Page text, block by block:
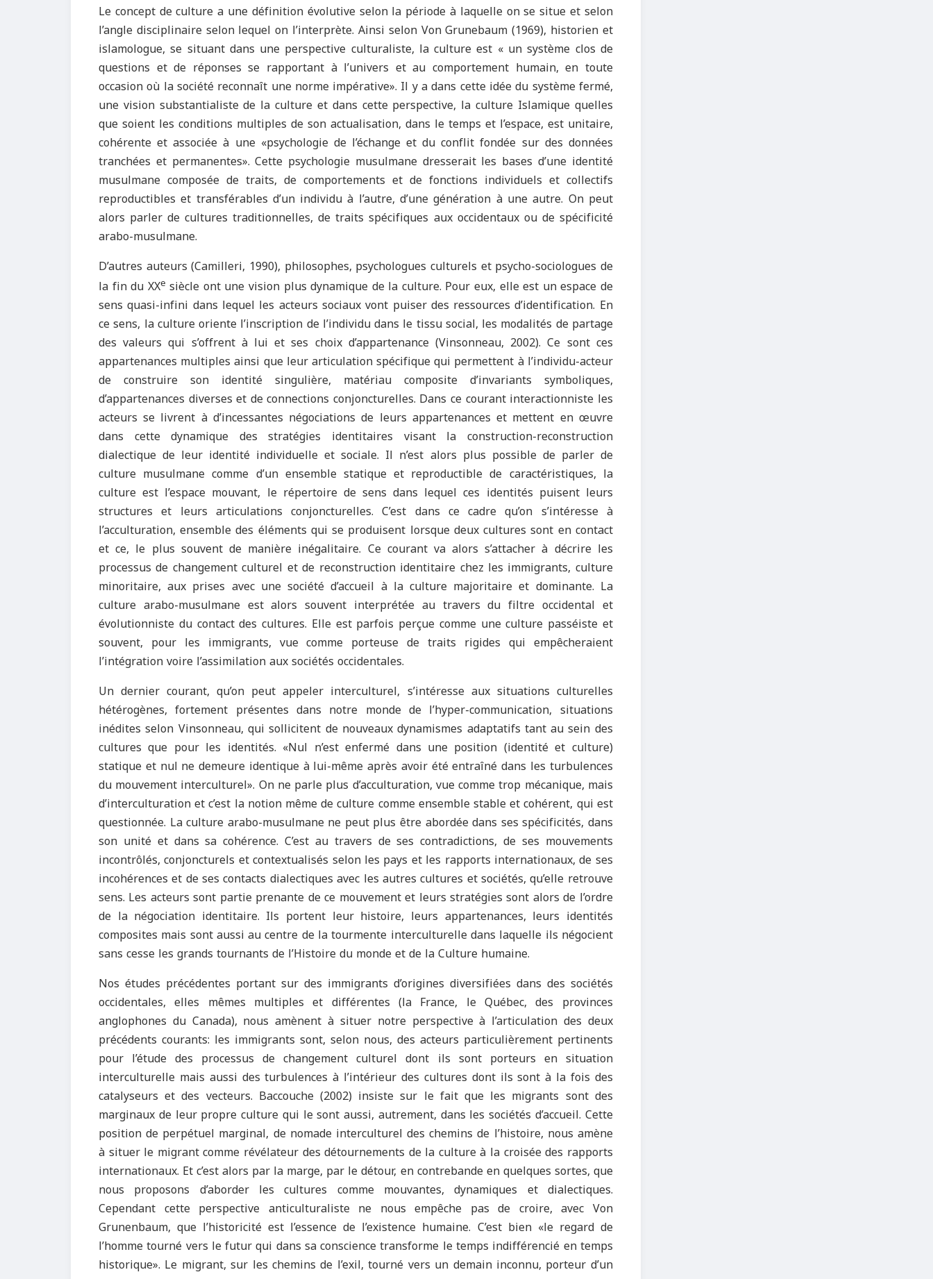
Le concept de culture a une définition évolutive selon la période à laquelle on se situe et selon
l’angle disciplinaire selon lequel on l’interprète. Ainsi selon Von Grunebaum (1969), historien et
islamologue, se situant dans une perspective culturaliste, la culture est « un système clos de
questions et de réponses se rapportant à l’univers et au comportement humain, en toute
occasion où la société reconnaît une norme impérative». Il y a dans cette idée du système fermé,
une vision substantialiste de la culture et dans cette perspective, la culture Islamique quelles
que soient les conditions multiples de son actualisation, dans le temps et l’espace, est unitaire,
cohérente et associée à une «psychologie de l’échange et du conflit fondée sur des données
tranchées et permanentes». Cette psychologie musulmane dresserait les bases d’une identité
musulmane composée de traits, de comportements et de fonctions individuels et collectifs
reproductibles et transférables d’un individu à l’autre, d’une génération à une autre. On peut
alors parler de cultures traditionnelles, de traits spécifiques aux occidentaux ou de spécificité
arabo-musulmane.
D’autres auteurs (Camilleri, 1990), philosophes, psychologues culturels et psycho-sociologues de
la fin du XXe siècle ont une vision plus dynamique de la culture. Pour eux, elle est un espace de
sens quasi-infini dans lequel les acteurs sociaux vont puiser des ressources d’identification. En
ce sens, la culture oriente l’inscription de l’individu dans le tissu social, les modalités de partage
des valeurs qui s’offrent à lui et ses choix d’appartenance (Vinsonneau, 2002). Ce sont ces
appartenances multiples ainsi que leur articulation spécifique qui permettent à l’individu-acteur
de construire son identité singulière, matériau composite d’invariants symboliques,
d’appartenances diverses et de connections conjoncturelles. Dans ce courant interactionniste les
acteurs se livrent à d’incessantes négociations de leurs appartenances et mettent en œuvre
dans cette dynamique des stratégies identitaires visant la construction-reconstruction
dialectique de leur identité individuelle et sociale. Il n’est alors plus possible de parler de
culture musulmane comme d’un ensemble statique et reproductible de caractéristiques, la
culture est l’espace mouvant, le répertoire de sens dans lequel ces identités puisent leurs
structures et leurs articulations conjoncturelles. C’est dans ce cadre qu’on s’intéresse à
l’acculturation, ensemble des éléments qui se produisent lorsque deux cultures sont en contact
et ce, le plus souvent de manière inégalitaire. Ce courant va alors s’attacher à décrire les
processus de changement culturel et de reconstruction identitaire chez les immigrants, culture
minoritaire, aux prises avec une société d’accueil à la culture majoritaire et dominante. La
culture arabo-musulmane est alors souvent interprétée au travers du filtre occidental et
évolutionniste du contact des cultures. Elle est parfois perçue comme une culture passéiste et
souvent, pour les immigrants, vue comme porteuse de traits rigides qui empêcheraient
l’intégration voire l’assimilation aux sociétés occidentales.
Un dernier courant, qu’on peut appeler interculturel, s’intéresse aux situations culturelles
hétérogènes, fortement présentes dans notre monde de l’hyper-communication, situations
inédites selon Vinsonneau, qui sollicitent de nouveaux dynamismes adaptatifs tant au sein des
cultures que pour les identités. «Nul n’est enfermé dans une position (identité et culture)
statique et nul ne demeure identique à lui-même après avoir été entraîné dans les turbulences
du mouvement interculturel». On ne parle plus d’acculturation, vue comme trop mécanique, mais
d’interculturation et c’est la notion même de culture comme ensemble stable et cohérent, qui est
questionnée. La culture arabo-musulmane ne peut plus être abordée dans ses spécificités, dans
son unité et dans sa cohérence. C’est au travers de ses contradictions, de ses mouvements
incontrôlés, conjoncturels et contextualisés selon les pays et les rapports internationaux, de ses
incohérences et de ses contacts dialectiques avec les autres cultures et sociétés, qu’elle retrouve
sens. Les acteurs sont partie prenante de ce mouvement et leurs stratégies sont alors de l’ordre
de la négociation identitaire. Ils portent leur histoire, leurs appartenances, leurs identités
composites mais sont aussi au centre de la tourmente interculturelle dans laquelle ils négocient
sans cesse les grands tournants de l’Histoire du monde et de la Culture humaine.
Nos études précédentes portant sur des immigrants d’origines diversifiées dans des sociétés
occidentales, elles mêmes multiples et différentes (la France, le Québec, des provinces
anglophones du Canada), nous amènent à situer notre perspective à l’articulation des deux
précédents courants: les immigrants sont, selon nous, des acteurs particulièrement pertinents
pour l’étude des processus de changement culturel dont ils sont porteurs en situation
interculturelle mais aussi des turbulences à l’intérieur des cultures dont ils sont à la fois des
catalyseurs et des vecteurs. Baccouche (2002) insiste sur le fait que les migrants sont des
marginaux de leur propre culture qui le sont aussi, autrement, dans les sociétés d’accueil. Cette
position de perpétuel marginal, de nomade interculturel des chemins de l’histoire, nous amène
à situer le migrant comme révélateur des détournements de la culture à la croisée des rapports
internationaux. Et c’est alors par la marge, par le détour, en contrebande en quelques sortes, que
nous proposons d’aborder les cultures comme mouvantes, dynamiques et dialectiques.
Cependant cette perspective anticulturaliste ne nous empêche pas de croire, avec Von
Grunenbaum, que l’historicité est l’essence de l’existence humaine. C’est bien «le regard de
l’homme tourné vers le futur qui dans sa conscience transforme le temps indifférencié en temps
historique». Le migrant, sur les chemins de l’exil, tourné vers un demain inconnu, porteur d’un